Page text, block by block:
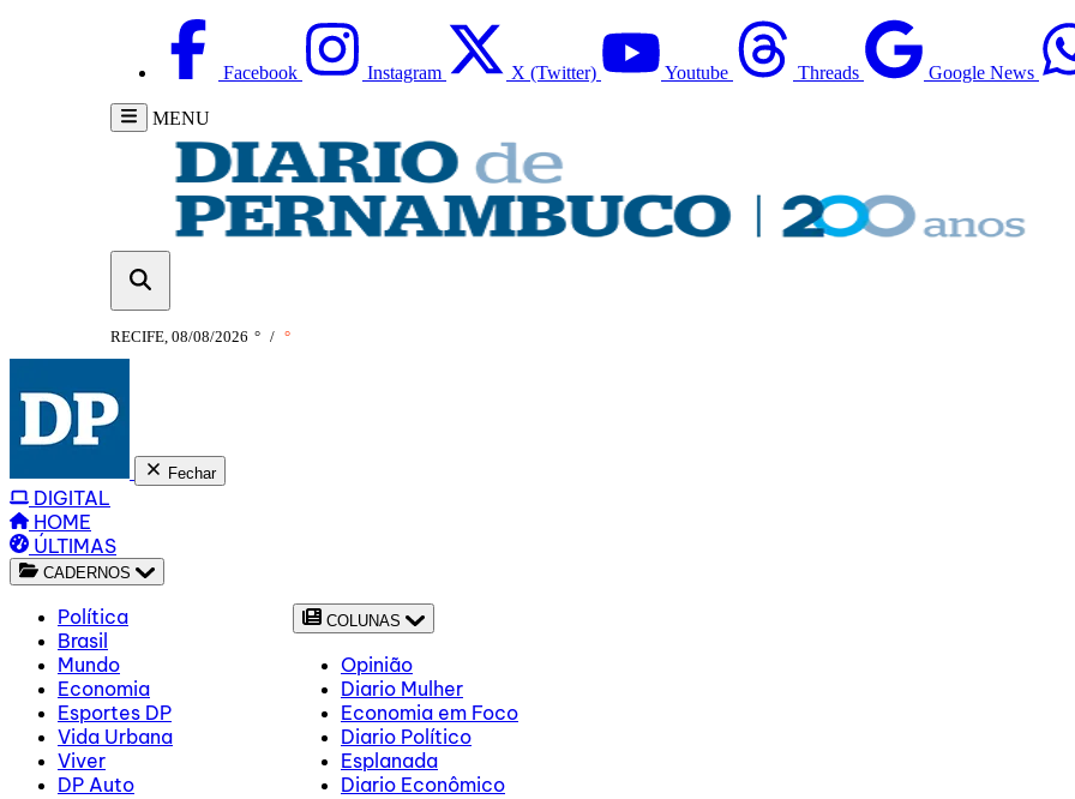
Facebook Instagram X (Twitter) Youtube Threads Google News
MENU
RECIFE, 08/08/2026 ° / °
Fechar
DIGITAL
HOME
ÚLTIMAS
CADERNOS
Política
Brasil
Mundo
Economia
Esportes DP
Vida Urbana
Viver
DP Auto
COLUNAS
Opinião
Diario Mulher
Economia em Foco
Diario Político
Esplanada
Diario Econômico